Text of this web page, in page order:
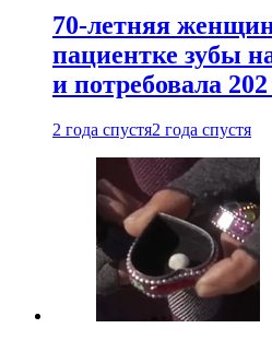
70-летняя
пациентке зубы
и потребовала
2 года спустя2 года спустя